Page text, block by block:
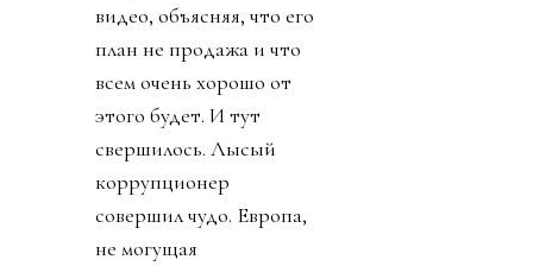
видео, объясняя, что его
план не продажа и что
всем очень хорошо от
этого будет. И тут
свершилось. Лысый
коррупционер
совершил чудо. Европа,
не могущая